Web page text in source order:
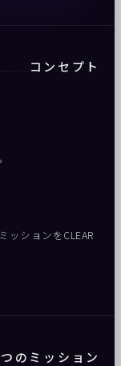
コンセプト
ッションをCLEAR
のミッション